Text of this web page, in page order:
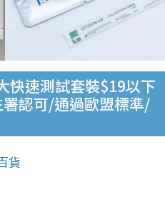
快速測試套裝$19以下
認可/通過歐盟標準/
貨